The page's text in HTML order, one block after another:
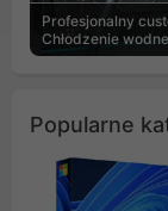
Profesjonalny
Chłodzenie
Popularne